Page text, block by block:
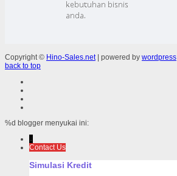
Copyright © Hino-Sales.net| powered by wordpress
back to top
%d blogger menyukai ini:
↓
Contact Us
Simulasi Kredit